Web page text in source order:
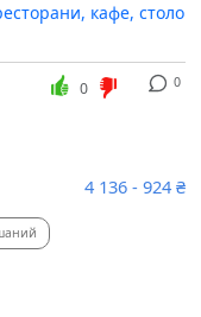
кафе, столо
0
0
4 136 - 924 ₴